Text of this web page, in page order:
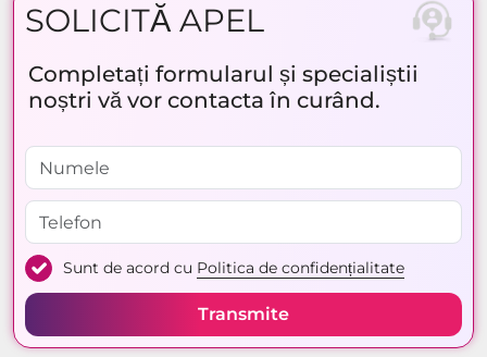
SOLICITĂ APEL
Completați formularul și specialiștii
noștri vă vor contacta în curând.
Sunt de acord cu Politica de confidențialitate
Transmite